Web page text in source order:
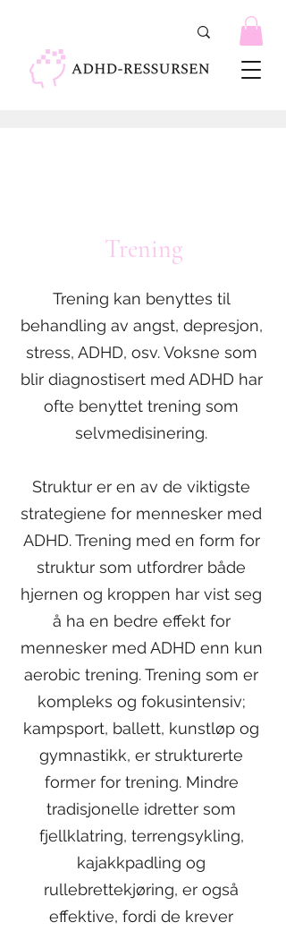
Trening
Trening kan benyttes til
behandling av angst, depresjon,
stress, ADHD, osv. Voksne som
blir diagnostisert med ADHD har
ofte benyttet trening som
selvmedisinering.
Struktur er en av de viktigste
strategiene for mennesker med
ADHD. Trening med en form for
struktur som utfordrer både
hjernen og kroppen har vist seg
å ha en bedre effekt for
mennesker med ADHD enn kun
aerobic trening. Trening som er
kompleks og fokusintensiv;
kampsport, ballett, kunstløp og
gymnastikk, er strukturerte
former for trening. Mindre
tradisjonelle idretter som
fjellklatring, terrengsykling,
kajakkpadling og
rullebrettekjøring, er også
effektive, fordi de krever